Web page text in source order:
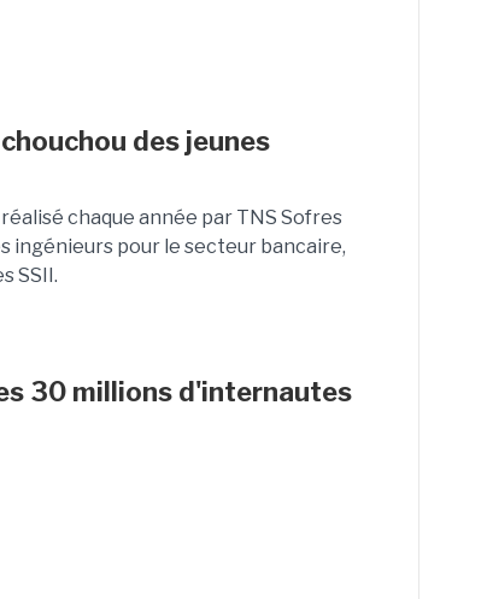
des jeunes
chaque année par TNS Sofres
ingénieurs pour le secteur bancaire,
SSII.
30 millions d'internautes